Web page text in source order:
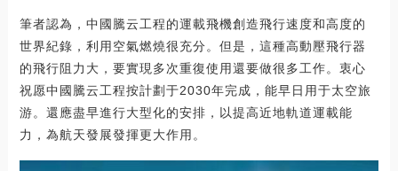
筆者認為，中國騰云工程的運載飛機創造飛行速度和高度的
世界紀錄，利用空氣燃燒很充分。但是，這種高動壓飛行器
的飛行阻力大，要實現多次重復使用還要做很多工作。衷心
祝愿中國騰云工程按計劃于2030年完成，能早日用于太空旅
游。還應盡早進行大型化的安排，以提高近地軌道運載能
力，為航天發展發揮更大作用。